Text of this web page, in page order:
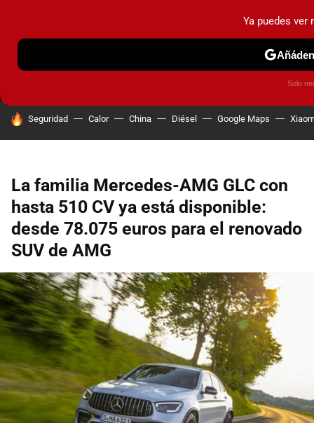
MENÚ NUEVO
F1
HOY SE HABLA DE
Seguridad Calor China Diésel Google Maps
La familia Mercedes-AMG GLC con
hasta 510 CV ya está disponible:
desde 78.075 euros para el renovado
SUV de AMG
Ya puedes ver
Solo